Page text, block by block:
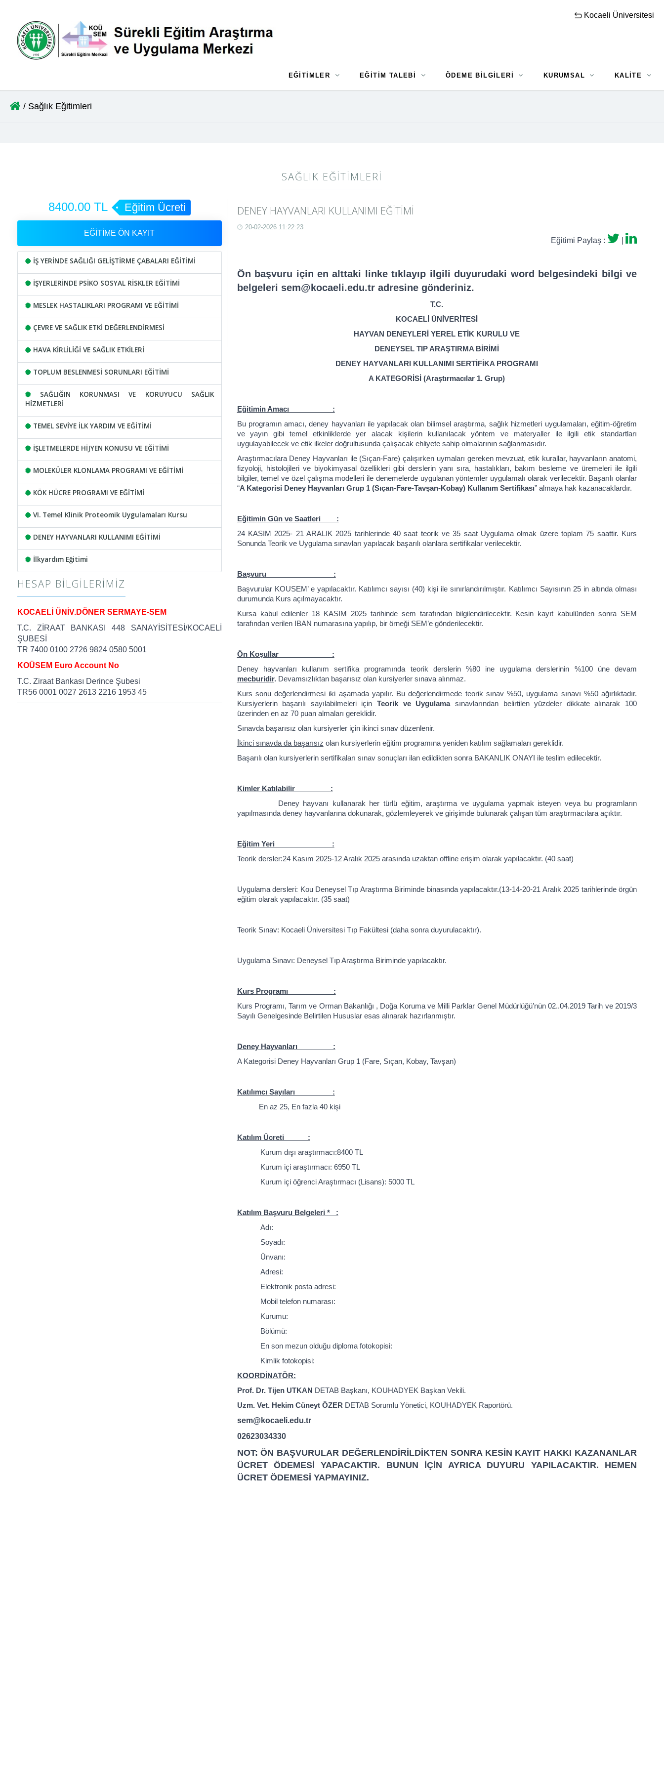
Kocaeli Üniversitesi
EĞİTİMLER EĞİTİM TALEBİ ÖDEME BİLGİLERİ KURUMSAL KALİTE
/ Sağlık Eğitimleri
SAĞLIK EĞITIMLERI
8400.00 TL Eğitim Ücreti
EĞİTİME ÖN KAYIT
İŞ YERİNDE SAĞLIĞI GELİŞTİRME ÇABALARI EĞİTİMİ
İŞYERLERİNDE PSİKO SOSYAL RİSKLER EĞİTİMİ
MESLEK HASTALIKLARI PROGRAMI VE EĞİTİMİ
ÇEVRE VE SAĞLIK ETKİ DEĞERLENDİRMESİ
HAVA KİRLİLİĞİ VE SAĞLIK ETKİLERİ
TOPLUM BESLENMESİ SORUNLARI EĞİTİMİ
SAĞLIĞIN KORUNMASI VE KORUYUCU SAĞLIK
HİZMETLERİ
TEMEL SEVİYE İLK YARDIM VE EĞİTİMİ
İŞLETMELERDE HİJYEN KONUSU VE EĞİTİMİ
MOLEKÜLER KLONLAMA PROGRAMI VE EĞİTİMİ
KÖK HÜCRE PROGRAMI VE EĞİTİMİ
VI. Temel Klinik Proteomik Uygulamaları Kursu
DENEY HAYVANLARI KULLANIMI EĞİTİMİ
İlkyardım Eğitimi
HESAP BILGILERIMIZ
KOCAELİ ÜNİV.DÖNER SERMAYE-SEM
T.C. ZİRAAT BANKASI 448 SANAYİSİTESİ/KOCAELİ
ŞUBESİ
TR 7400 0100 2726 9824 0580 5001
KOÜSEM Euro Account No
T.C. Ziraat Bankası Derince Şubesi
TR56 0001 0027 2613 2216 1953 45
DENEY HAYVANLARI KULLANIMI EĞİTİMİ
20-02-2026 11:22:23
Eğitimi Paylaş :
Ön başvuru için en alttaki linke tıklayıp ilgili duyurudaki word belgesindeki bilgi ve
belgeleri sem@kocaeli.edu.tr adresine gönderiniz.
T.C.
KOCAELİ ÜNİVERİTESİ
HAYVAN DENEYLERİ YEREL ETİK KURULU VE
DENEYSEL TIP ARAŞTIRMA BİRİMİ
DENEY HAYVANLARI KULLANIMI SERTİFİKA PROGRAMI
A KATEGORİSİ (Araştırmacılar 1. Grup)
Eğitimin Amacı :
Bu programın amacı, deney hayvanları ile yapılacak olan bilimsel araştırma, sağlık hizmetleri uygulamaları, eğitim-öğretim
ve yayın gibi temel etkinliklerde yer alacak kişilerin kullanılacak yöntem ve materyaller ile ilgili etik standartları
uygulayabilecek ve etik ilkeler doğrultusunda çalışacak ehliyete sahip olmalarının sağlanmasıdır.
Araştırmacılara Deney Hayvanları ile (Sıçan-Fare) çalışırken uymaları gereken mevzuat, etik kurallar, hayvanların anatomi,
fizyoloji, histolojileri ve biyokimyasal özellikleri gibi derslerin yanı sıra, hastalıkları, bakım besleme ve üremeleri ile ilgili
bilgiler, temel ve özel çalışma modelleri ile denemelerde uygulanan yöntemler uygulamalı olarak verilecektir. Başarılı olanlar
“A Kategorisi Deney Hayvanları Grup 1 (Sıçan-Fare-Tavşan-Kobay) Kullanım Sertifikası” almaya hak kazanacaklardır.
Eğitimin Gün ve Saatleri :
24 KASIM 2025- 21 ARALIK 2025 tarihlerinde 40 saat teorik ve 35 saat Uygulama olmak üzere toplam 75 saattir. Kurs
Sonunda Teorik ve Uygulama sınavları yapılacak başarılı olanlara sertifikalar verilecektir.
Başvuru :
Başvurular KOUSEM’ e yapılacaktır. Katılımcı sayısı (40) kişi ile sınırlandırılmıştır. Katılımcı Sayısının 25 in altında olması
durumunda Kurs açılmayacaktır.
Kursa kabul edilenler 18 KASIM 2025 tarihinde sem tarafından bilgilendirilecektir. Kesin kayıt kabulünden sonra SEM
tarafından verilen IBAN numarasına yapılıp, bir örneği SEM’e gönderilecektir.
Ön Koşullar :
Deney hayvanları kullanım sertifika programında teorik derslerin %80 ine uygulama derslerinin %100 üne devam
mecburidir.Devamsızlıktan başarısız olan kursiyerler sınava alınmaz.
Kurs sonu değerlendirmesi iki aşamada yapılır. Bu değerlendirmede teorik sınav %50, uygulama sınavı %50 ağırlıktadır.
Kursiyerlerin başarılı sayılabilmeleri içinTeorik ve Uygulamasınavlarından belirtilen yüzdeler dikkate alınarak 100
üzerinden en az 70 puan almaları gereklidir.
Sınavda başarısız olan kursiyerler için ikinci sınav düzenlenir.
İkinci sınavda da başarısız olan kursiyerlerin eğitim programına yeniden katılım sağlamaları gereklidir.
Başarılı olan kursiyerlerin sertifikaları sınav sonuçları ilan edildikten sonra BAKANLIK ONAYI ile teslim edilecektir.
Kimler Katılabilir :
Deney hayvanı kullanarak her türlü eğitim, araştırma ve uygulama yapmak isteyen veya bu programların
yapılmasında deney hayvanlarına dokunarak, gözlemleyerek ve girişimde bulunarak çalışan tüm araştırmacılara açıktır.
Eğitim Yeri :
Teorik dersler:24 Kasım 2025-12 Aralık 2025 arasında uzaktan offline erişim olarak yapılacaktır. (40 saat)
Uygulama dersleri: Kou Deneysel Tıp Araştırma Biriminde binasında yapılacaktır.(13-14-20-21 Aralık 2025 tarihlerinde örgün
eğitim olarak yapılacaktır. (35 saat)
Teorik Sınav: Kocaeli Üniversitesi Tıp Fakültesi (daha sonra duyurulacaktır).
Uygulama Sınavı: Deneysel Tıp Araştırma Biriminde yapılacaktır.
Kurs Programı :
Kurs Programı, Tarım ve Orman Bakanlığı , Doğa Koruma ve Milli Parklar Genel Müdürlüğü’nün 02..04.2019 Tarih ve 2019/3
Sayılı Genelgesinde Belirtilen Hususlar esas alınarak hazırlanmıştır.
Deney Hayvanları :
A Kategorisi Deney Hayvanları Grup 1 (Fare, Sıçan, Kobay, Tavşan)
Katılımcı Sayıları :
En az 25, En fazla 40 kişi
Katılım Ücreti :
Kurum dışı araştırmacı:8400 TL
Kurum içi araştırmacı: 6950 TL
Kurum içi öğrenci Araştırmacı (Lisans): 5000 TL
Katılım Başvuru Belgeleri * :
Adı:
Soyadı:
Ünvanı:
Adresi:
Elektronik posta adresi:
Mobil telefon numarası:
Kurumu:
Bölümü:
En son mezun olduğu diploma fotokopisi:
Kimlik fotokopisi:
KOORDİNATÖR:
Prof. Dr. Tijen UTKAN DETAB Başkanı, KOUHADYEK Başkan Vekili.
Uzm. Vet. Hekim Cüneyt ÖZER DETAB Sorumlu Yönetici, KOUHADYEK Raportörü.
sem@kocaeli.edu.tr
02623034330
NOT: ÖN BAŞVURULAR DEĞERLENDİRİLDİKTEN SONRA KESİN KAYIT HAKKI KAZANANLAR
ÜCRET ÖDEMESİ YAPACAKTIR. BUNUN İÇİN AYRICA DUYURU YAPILACAKTIR. HEMEN
ÜCRET ÖDEMESİ YAPMAYINIZ.